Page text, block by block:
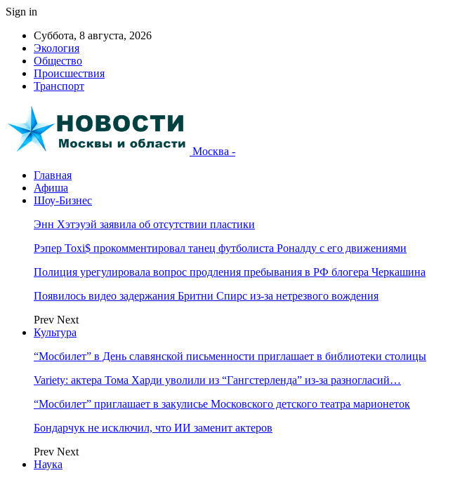
Sign in
Суббота, 8 августа, 2026
Экология
Общество
Происшествия
Транспорт
Москва -
Главная
Афиша
Шоу-Бизнес
Энн Хэтэуэй заявила об отсутствии пластики
Рэпер Toxi$ прокомментировал танец футболиста Роналду с его движениями
Полиция урегулировала вопрос продления пребывания в РФ блогера Черкашина
Появилось видео задержания Бритни Спирс из-за нетрезвого вождения
Prev Next
Культура
“Мосбилет” в День славянской письменности приглашает в библиотеки столицы
Variety: актера Тома Харди уволили из “Гангстерленда” из-за разногласий…
“Мосбилет” приглашает в закулисье Московского детского театра марионеток
Бондарчук не исключил, что ИИ заменит актеров
Prev Next
Наука